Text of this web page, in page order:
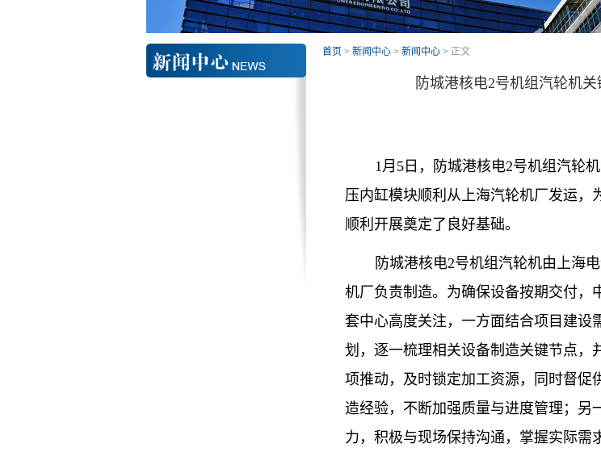
首页 > 新闻中心 > 新闻中心 > 正文
防城港核电2号机组汽轮机
1月 5 日，防城港核电2号机组汽轮
压内缸模块顺利从上海汽轮机厂发运，
顺利开展奠定了良好基础。
防城港核电2号机组汽轮机由上海
机厂负责制造。为确保设备按期交付，
套中心高度关注，一方面结合项目建设
划，逐一梳理相关设备制造关键节点，
项推动，及时锁定加工资源，同时督促
造经验，不断加强质量与进度管理；另
力，积极与现场保持沟通，掌握实际需